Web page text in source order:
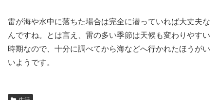
雷が海や水中に落ちた場合は完全に潜っていれば大丈夫な
んですね。とは言え、雷の多い季節は天候も変わりやすい
時期なので、十分に調べてから海などへ行かれたほうがい
いようです。